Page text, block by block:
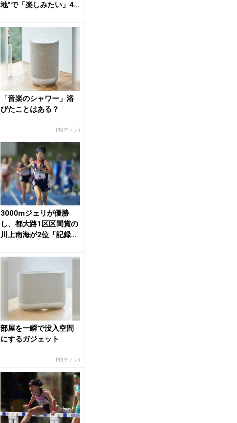
地”で「楽しみたい」4×
「音楽のシャワー」浴
びたことはある？
PR(デノン)
3000mジェリが優勝
し、都大路1区区間賞の
川上南海が2位「記録に
部屋を一瞬で没入空間
にするガジェット
PR(デノン)